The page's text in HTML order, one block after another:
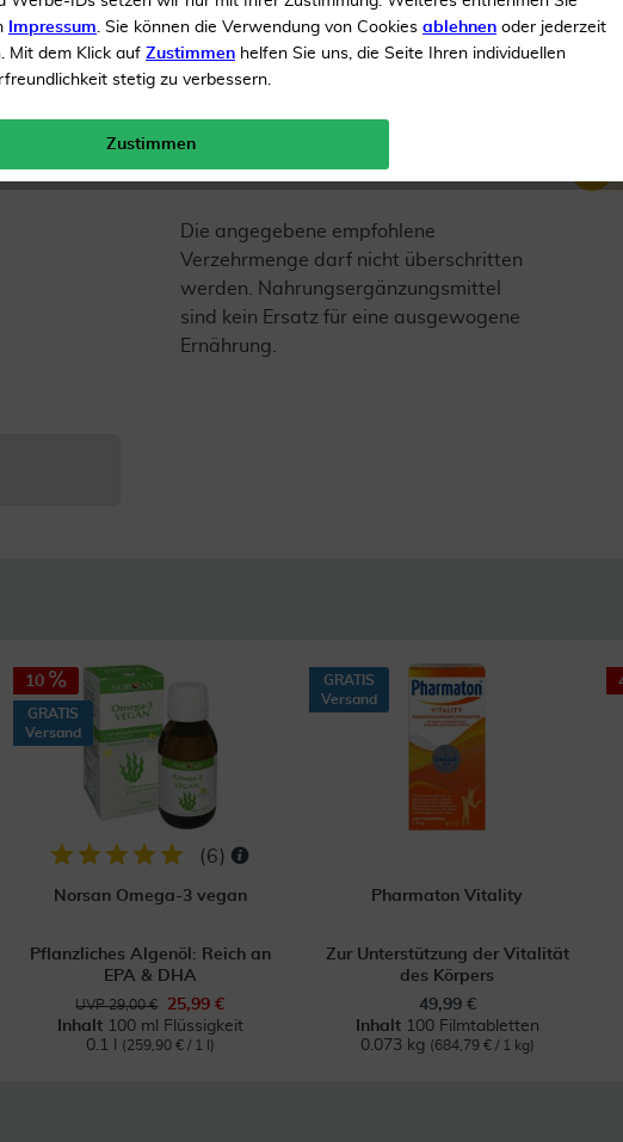
Inhalt100 Kapseln
Die angegebene empfohlene
Verzehrmenge darf nicht überschritten
werden. Nahrungsergänzungsmittel
sind kein Ersatz für eine ausgewogene
Ernährung.
10
GRATIS
Versand
(6)
Norsan Omega-3 vegan
Pflanzliches Algenöl: Reich an
EPA & DHA
UVP 29,00 €
25,99 €
Inhalt 100 ml Flüssigkeit
0.1 l
(259,90 € / 1 l)
GRATIS
Versand
Pharmaton Vitality
Zur Unterstützung der Vitalität
des Körpers
49,99 €
Inhalt 100 Filmtabletten
0.073 kg (684,79 € / 1 kg)
Impressum. Sie können die Verwendung von Cookies ablehnen oder jederzeit
Mit dem Klick auf Zustimmen helfen Sie uns, die Seite Ihren individuellen
stetig zu verbessern.
Zustimmen